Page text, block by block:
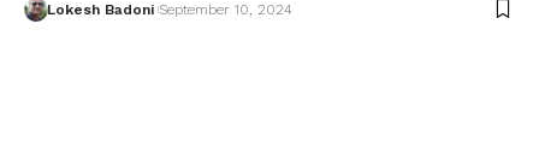
Lokesh Badoni September 10, 2024